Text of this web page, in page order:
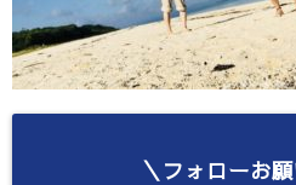
＼フォローお